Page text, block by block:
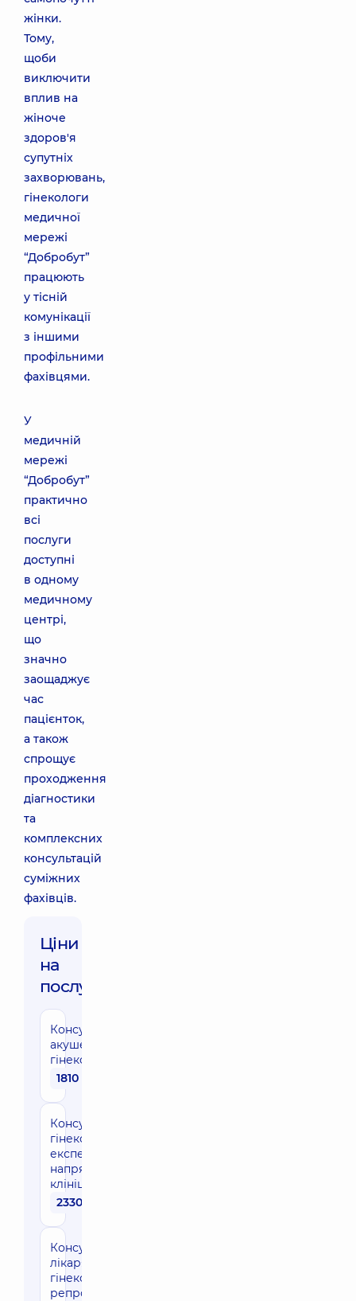
жінки.
Тому,
щоби
виключити
вплив на
жіноче
здоров'я
супутніх
захворювань,
гінекологи
медичної
мережі
“Добробут”
працюють
у тісній
комунікації
з іншими
профільними
фахівцями.
У
медичній
мережі
“Добробут”
практично
всі
послуги
доступні
в одному
медичному
центрі,
що
значно
заощаджує
час
пацієнток,
а також
спрощує
проходження
діагностики
та
комплексних
консультацій
суміжних
фахівців.
Ціни
на
послуги:
Консультація
акушера-
гінеколога
1810 грн
Консультація
гінеколога
експерта
напрямку в
клініці
2330 грн
Консультація
лікаря-акушера-
гінеколога
репродуктолога